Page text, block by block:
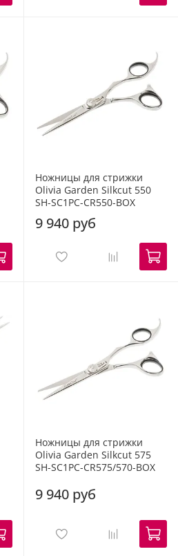
Ножницы для стрижки
Olivia Garden Silkcut 550
SH-SC1PC-CR550-BOX
9 940 руб
Ножницы для стрижки
Olivia Garden Silkcut 575
SH-SC1PC-CR575/570-BOX
9 940 руб